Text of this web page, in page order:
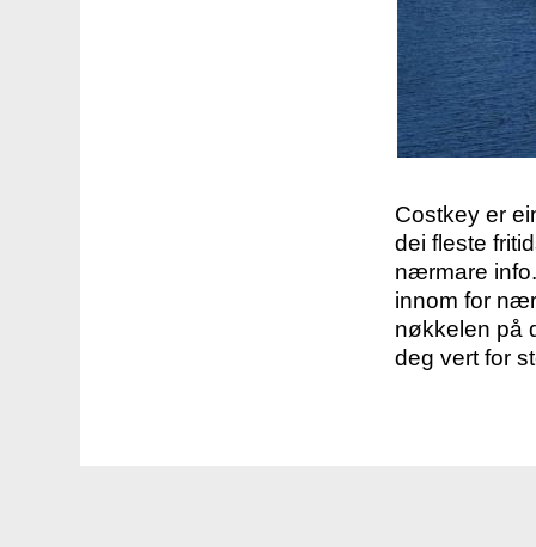
Costkey er
dei fleste
nærmare
innom for
nøkkelen på
deg vert for